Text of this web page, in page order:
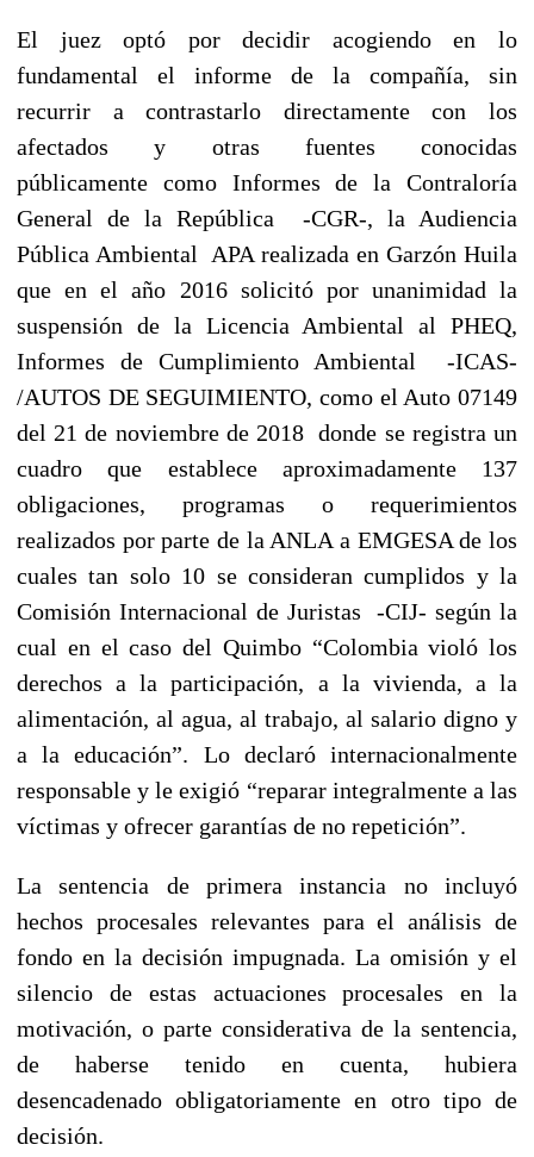
El juez optó por decidir acogiendo en lo
fundamental el informe de la compañía, sin
recurrir a contrastarlo directamente con los
afectados y otras fuentes conocidas
públicamente como Informes de la Contraloría
General de la República -CGR-, la Audiencia
Pública Ambiental APA realizada en Garzón Huila
que en el año 2016 solicitó por unanimidad la
suspensión de la Licencia Ambiental al PHEQ,
Informes de Cumplimiento Ambiental -ICAS-
/AUTOS DE SEGUIMIENTO, como el Auto 07149
del 21 de noviembre de 2018 donde se registra un
cuadro que establece aproximadamente 137
obligaciones, programas o requerimientos
realizados por parte de la ANLA a EMGESA de los
cuales tan solo 10 se consideran cumplidos y la
Comisión Internacional de Juristas -CIJ- según la
cual en el caso del Quimbo “Colombia violó los
derechos a la participación, a la vivienda, a la
alimentación, al agua, al trabajo, al salario digno y
a la educación”. Lo declaró internacionalmente
responsable y le exigió “reparar integralmente a las
víctimas y ofrecer garantías de no repetición”.
La sentencia de primera instancia no incluyó
hechos procesales relevantes para el análisis de
fondo en la decisión impugnada. La omisión y el
silencio de estas actuaciones procesales en la
motivación, o parte considerativa de la sentencia,
de haberse tenido en cuenta, hubiera
desencadenado obligatoriamente en otro tipo de
decisión.